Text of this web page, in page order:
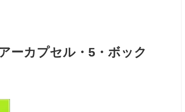
ーカプセル・5・ボック